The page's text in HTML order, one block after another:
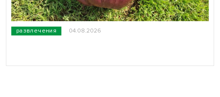
развлечения 04.08.2026